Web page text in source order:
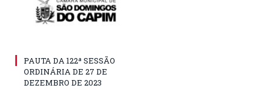
PAUTA DA 122ª SESSÃO
ORDINÁRIA DE 27 DE
DEZEMBRO DE 2023